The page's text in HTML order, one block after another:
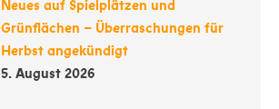
Neues auf Spielplätzen und
Grünflächen – Überraschungen für
Herbst angekündigt
5. August 2026